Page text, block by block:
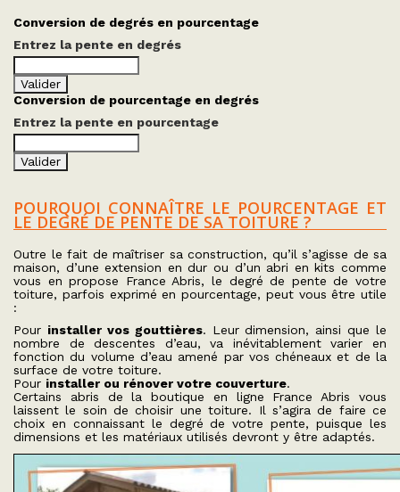
Conversion de degrés en pourcentage
Entrez la pente en degrés
Conversion de pourcentage en degrés
Entrez la pente en pourcentage
POURQUOI CONNAÎTRE LE POURCENTAGE ET
LE DEGRÉ DE PENTE DE SA TOITURE ?
Outre le fait de maîtriser sa construction, qu’il s’agisse de sa
maison, d’une extension en dur ou d’un abri en kits comme
vous en propose France Abris, le degré de pente de votre
toiture, parfois exprimé en pourcentage, peut vous être utile
:
Pour installer vos gouttières. Leur dimension, ainsi que le
nombre de descentes d’eau, va inévitablement varier en
fonction du volume d’eau amené par vos chéneaux et de la
surface de votre toiture.
Pour installer ou rénover votre couverture.
Certains abris de la boutique en ligne France Abris vous
laissent le soin de choisir une toiture. Il s’agira de faire ce
choix en connaissant le degré de votre pente, puisque les
dimensions et les matériaux utilisés devront y être adaptés.